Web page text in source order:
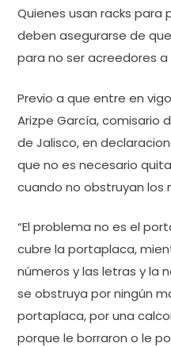
Quienes usan racks
deben asegurarse de
para no ser acreedores a
Previo a que entre en
Arizpe García, comisario
de Jalisco, en
que no es necesario
cuando no obstruyan los
“El problema no es el
cubre la portaplaca,
números y las letras y la
se obstruya por ningún
portaplaca, por una
porque le borraron o le